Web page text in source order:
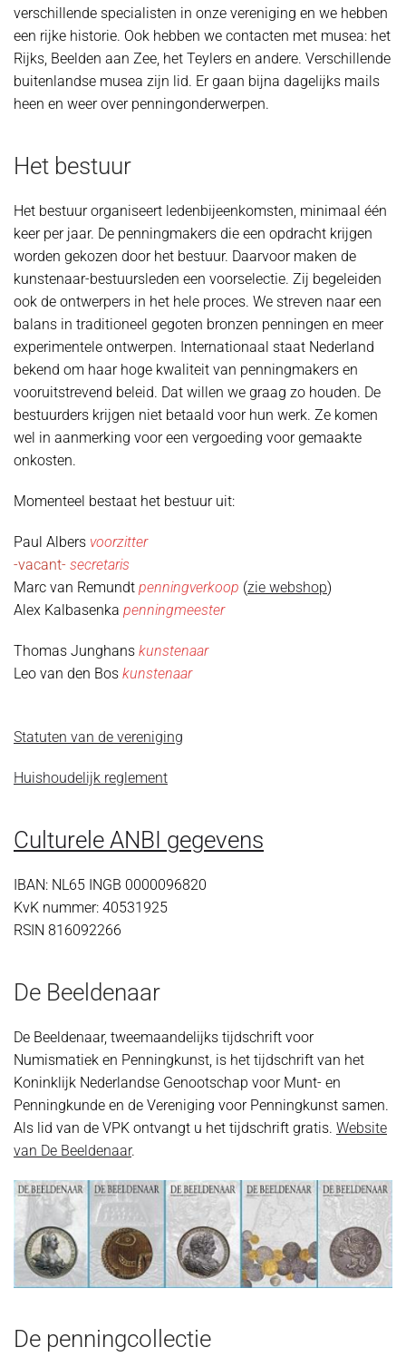
verschillende specialisten in onze vereniging en we hebben
een rijke historie. Ook hebben we contacten met musea: het
Rijks, Beelden aan Zee, het Teylers en andere. Verschillende
buitenlandse musea zijn lid. Er gaan bijna dagelijks mails
heen en weer over penningonderwerpen.
Het bestuur
Het bestuur organiseert ledenbijeenkomsten, minimaal één
keer per jaar. De penningmakers die een opdracht krijgen
worden gekozen door het bestuur. Daarvoor maken de
kunstenaar-bestuursleden een voorselectie. Zij begeleiden
ook de ontwerpers in het hele proces. We streven naar een
balans in traditioneel gegoten bronzen penningen en meer
experimentele ontwerpen. Internationaal staat Nederland
bekend om haar hoge kwaliteit van penningmakers en
vooruitstrevend beleid. Dat willen we graag zo houden. De
bestuurders krijgen niet betaald voor hun werk. Ze komen
wel in aanmerking voor een vergoeding voor gemaakte
onkosten.
Momenteel bestaat het bestuur uit:
Paul Albers voorzitter
-vacant- secretaris
Marc van Remundt penningverkoop (zie webshop)
Alex Kalbasenka penningmeester
Thomas Junghans kunstenaar
Leo van den Bos kunstenaar
Statuten van de vereniging
Huishoudelijk reglement
Culturele ANBI gegevens
IBAN: NL65 INGB 0000096820
KvK nummer: 40531925
RSIN 816092266
De Beeldenaar
De Beeldenaar, tweemaandelijks tijdschrift voor
Numismatiek en Penningkunst, is het tijdschrift van het
Koninklijk Nederlandse Genootschap voor Munt- en
Penningkunde en de Vereniging voor Penningkunst samen.
Als lid van de VPK ontvangt u het tijdschrift gratis. Website
van De Beeldenaar.
De penningcollectie